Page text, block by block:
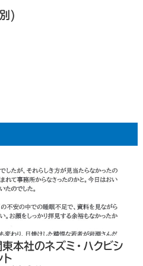
)
東本社のネズミ・ハクビシ